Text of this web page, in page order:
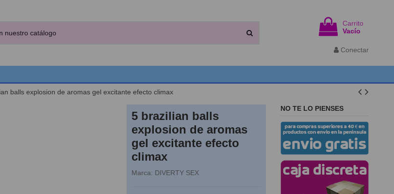
Carrito
Vacío
Conectar
balls explosion de aromas gel excitante efecto climax
5 brazilian balls
explosion de aromas
gel excitante efecto
climax
Marca: DIVERTY SEX
NO TE LO PIENSES